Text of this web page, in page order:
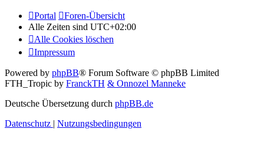
Portal
Foren-Übersicht
Alle Zeiten sind UTC+02:00
Alle Cookies löschen
Impressum
Powered by phpBB® Forum Software © phpBB Limited
FTH_Tropic by FranckTH & Onnozel Manneke
Deutsche Übersetzung durch phpBB.de
Datenschutz | Nutzungsbedingungen